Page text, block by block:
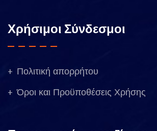
Χρήσιμοι Σύνδεσμοι
Πολιτική απορρήτου
Όροι και Προϋποθέσεις Χρήσης